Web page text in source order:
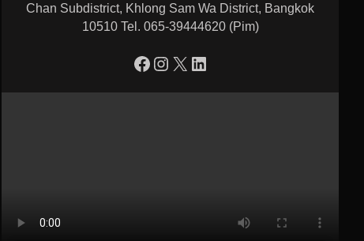
Chan Subdistrict, Khlong Sam Wa District, Bangkok
10510 Tel. 065-39444620 (Pim)
https://www.facebook.com/profile.php?id=100090086432719 Instagram X LinkedIn